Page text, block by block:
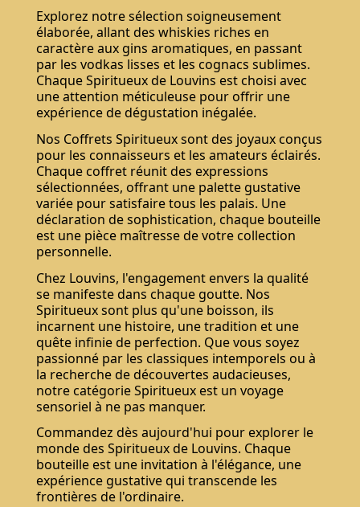
Explorez notre sélection soigneusement
élaborée, allant des whiskies riches en
caractère aux gins aromatiques, en passant
par les vodkas lisses et les cognacs sublimes.
Chaque Spiritueux de Louvins est choisi avec
une attention méticuleuse pour offrir une
expérience de dégustation inégalée.
Nos Coffrets Spiritueux sont des joyaux conçus
pour les connaisseurs et les amateurs éclairés.
Chaque coffret réunit des expressions
sélectionnées, offrant une palette gustative
variée pour satisfaire tous les palais. Une
déclaration de sophistication, chaque bouteille
est une pièce maîtresse de votre collection
personnelle.
Chez Louvins, l'engagement envers la qualité
se manifeste dans chaque goutte. Nos
Spiritueux sont plus qu'une boisson, ils
incarnent une histoire, une tradition et une
quête infinie de perfection. Que vous soyez
passionné par les classiques intemporels ou à
la recherche de découvertes audacieuses,
notre catégorie Spiritueux est un voyage
sensoriel à ne pas manquer.
Commandez dès aujourd'hui pour explorer le
monde des Spiritueux de Louvins. Chaque
bouteille est une invitation à l'élégance, une
expérience gustative qui transcende les
frontières de l'ordinaire.